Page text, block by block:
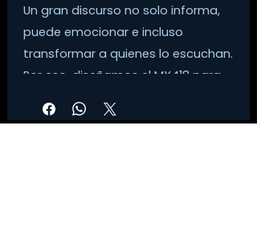
Un gran discurso no solo informa,
puede emocionar e incluso
transformar a quienes lo escuchan.
Por eso, diseñamos el MX418 para
respeto que merece. Porque la